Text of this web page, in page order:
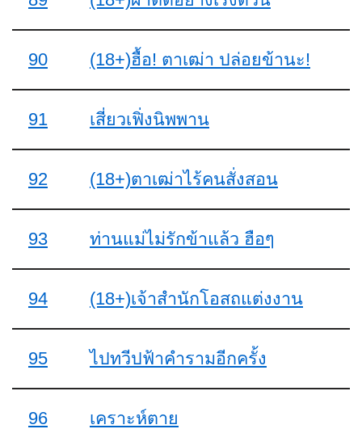
90 (18+)ฮื้อ! ตาเฒ่า ปล่อยข้านะ!
91 เสี่ยวเฟิ่งนิพพาน
92 (18+)ตาเฒ่าไร้คนสั่งสอน
93 ท่านแม่ไม่รักข้าแล้ว ฮือๆ
94 (18+)เจ้าสำนักโอสถแต่งงาน
95 ไปทวีปฟ้าคำรามอีกครั้ง
96 เคราะห์ตาย